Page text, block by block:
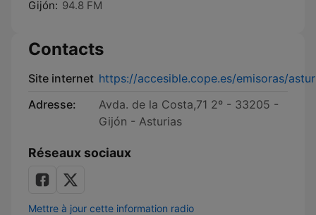
Gijón: 94.8 FM
Contacts
Site internet https://accesible.cope.es/emisoras/
Adresse:
Avda. de la Costa,71 2º - 33205 -
Gijón - Asturias
Réseaux sociaux
Mettre à jour cette information radio